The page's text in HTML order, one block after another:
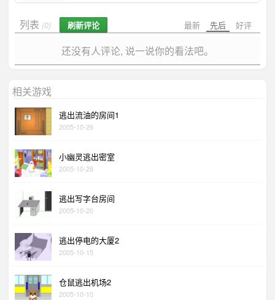
最新 先后 好评
列表 (0) 刷新评论
还没有人评论, 说一说你的看法吧。
相关游戏
逃出流油的房间1
2005-10-26
小幽灵逃出密室
2005-10-26
逃出写字台房间
2005-10-20
逃出停电的大厦2
2005-10-15
仓鼠逃出机场2
2005-10-10